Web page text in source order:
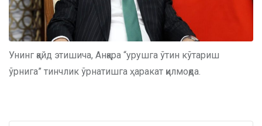
Унинг қайд этишича, Анқара “урушга ўтин кўтариш
ўрнига” тинчлик ўрнатишга ҳаракат қилмоқда.